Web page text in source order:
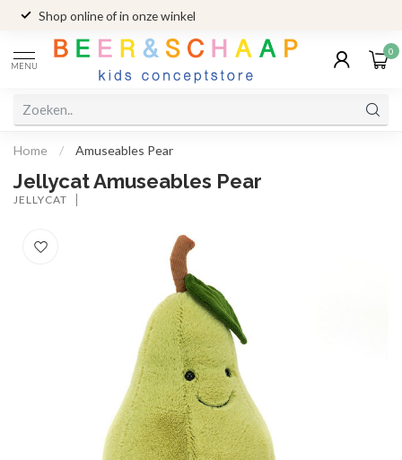
Shop online of in onze winkel
MENU
0
Home / Amuseables Pear
Jellycat Amuseables Pear
JELLYCAT